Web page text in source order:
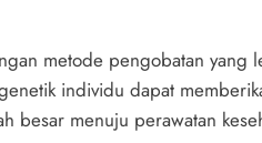
metode pengobatan yang
individu dapat
besar menuju perawatan